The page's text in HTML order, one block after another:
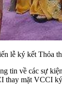
lễ ký kết Thỏa
tin về các sự
thay mặt VCCI